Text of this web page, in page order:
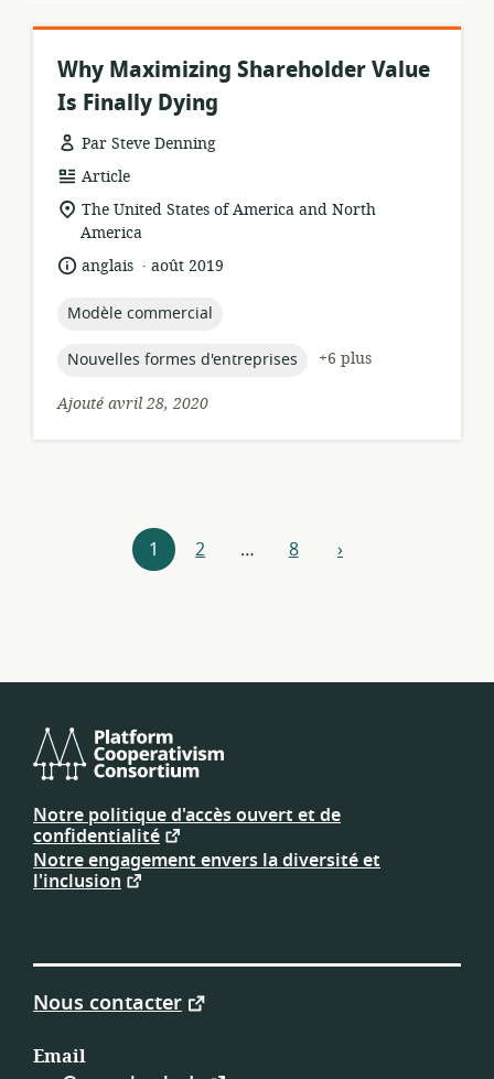
Why Maximizing Shareholder Value
Is Finally Dying
Par Steve Denning
Format
de
ressource:
Article
Lieu
de
pertinence:
The United States of America and North
America
langue:
anglais .
date
publication:
août 2019
topic:
Modèle commercial
topic:
Nouvelles formes d'entreprises
+6 plus
Ajouté avril 28, 2020
Navigateur
1 2 … 8 Suivant
›
Consortium
de
plateforme
coopérative
Notre politique d'accès ouvert et de
confidentialité
Notre engagement envers la diversité et
l'inclusion
Nous contacter
Email